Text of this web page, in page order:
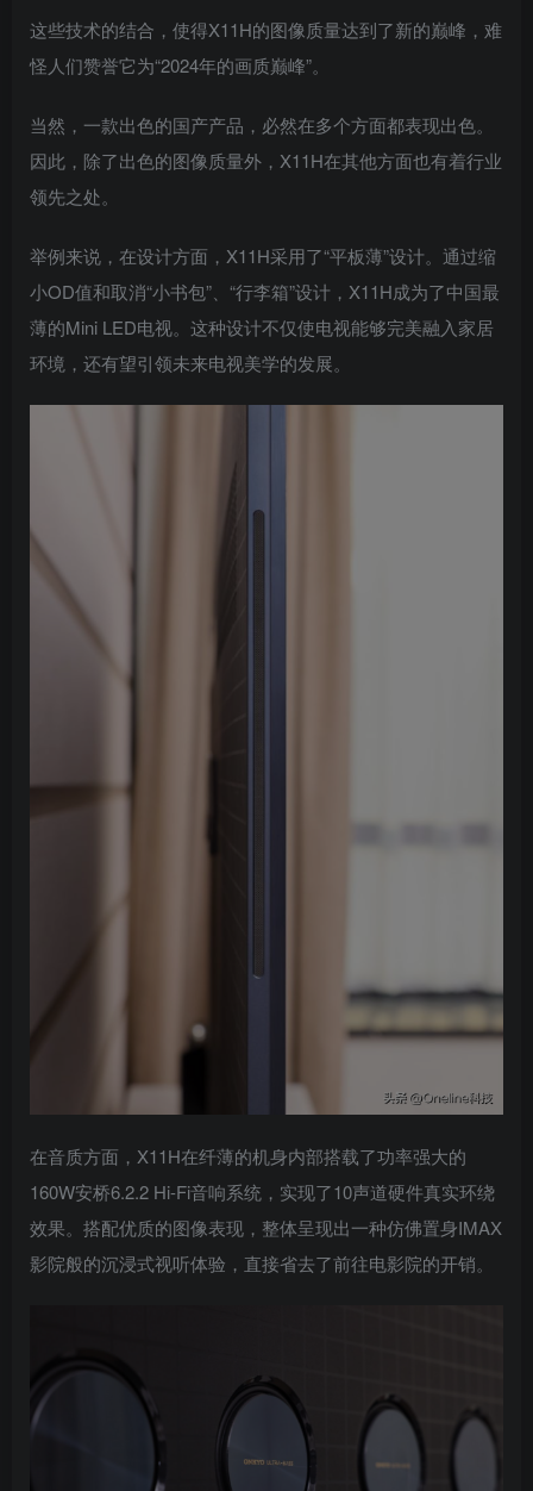
这些技术的结合，使得X11H的图像质量达到了新的巅峰，难
怪人们赞誉它为“2024年的画质巅峰”。
当然，一款出色的国产产品，必然在多个方面都表现出色。
因此，除了出色的图像质量外，X11H在其他方面也有着行业
领先之处。
举例来说，在设计方面，X11H采用了“平板薄”设计。通过缩
小OD值和取消“小书包”、“行李箱”设计，X11H成为了中国最
薄的Mini LED电视。这种设计不仅使电视能够完美融入家居
环境，还有望引领未来电视美学的发展。
在音质方面，X11H在纤薄的机身内部搭载了功率强大的
160W安桥6.2.2 Hi-Fi音响系统，实现了10声道硬件真实环绕
效果。搭配优质的图像表现，整体呈现出一种仿佛置身IMAX
影院般的沉浸式视听体验，直接省去了前往电影院的开销。